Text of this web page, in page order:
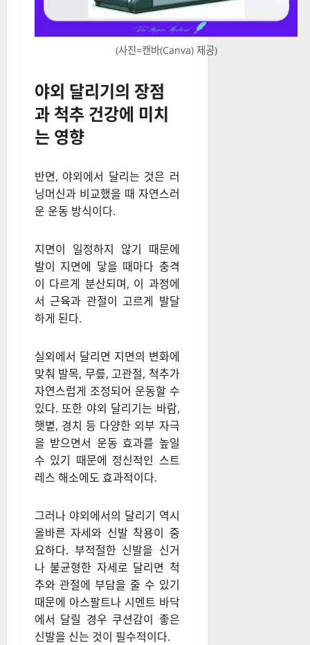
(사진=캔바(Canva) 제공)
야외 달리기의 장점
과 척추 건강에 미치
는 영향
반면, 야외에서 달리는 것은 러
닝머신과 비교했을 때 자연스러
운 운동 방식이다.
지면이 일정하지 않기 때문에
발이 지면에 닿을 때마다 충격
이 다르게 분산되며, 이 과정에
서 근육과 관절이 고르게 발달
하게 된다.
실외에서 달리면 지면의 변화에
맞춰 발목, 무릎, 고관절, 척추가
자연스럽게 조정되어 운동할 수
있다. 또한 야외 달리기는 바람,
햇볕, 경치 등 다양한 외부 자극
을 받으면서 운동 효과를 높일
수 있기 때문에 정신적인 스트
레스 해소에도 효과적이다.
그러나 야외에서의 달리기 역시
올바른 자세와 신발 착용이 중
요하다. 부적절한 신발을 신거
나 불균형한 자세로 달리면 척
추와 관절에 부담을 줄 수 있기
때문에 아스팔트나 시멘트 바닥
에서 달릴 경우 쿠션감이 좋은
신발을 신는 것이 필수적이다.